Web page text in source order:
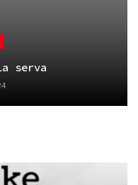
serva